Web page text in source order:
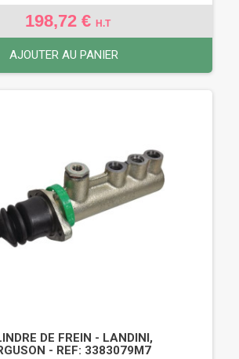
198,72 € H.T
AJOUTER AU PANIER
DE FREIN - LANDINI,
- REF: 3383079M7